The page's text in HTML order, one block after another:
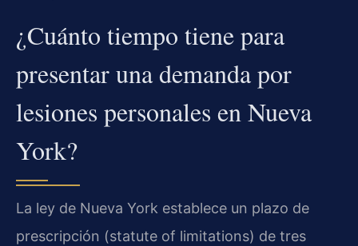
¿Cuánto tiempo tiene para
presentar una demanda por
lesiones personales en Nueva
York?
La ley de Nueva York establece un plazo de
prescripción (statute of limitations) de tres